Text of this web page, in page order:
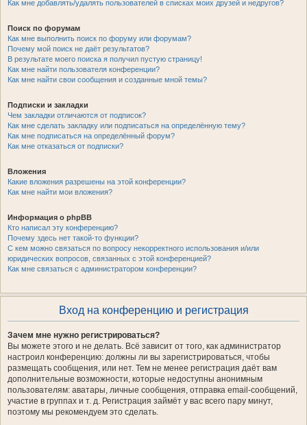
Как мне добавлять/удалять пользователей в списках моих друзей и недругов?
Поиск по форумам
Как мне выполнить поиск по форуму или форумам?
Почему мой поиск не даёт результатов?
В результате моего поиска я получил пустую страницу!
Как мне найти пользователя конференции?
Как мне найти свои сообщения и созданные мной темы?
Подписки и закладки
Чем закладки отличаются от подписок?
Как мне сделать закладку или подписаться на определённую тему?
Как мне подписаться на определённый форум?
Как мне отказаться от подписки?
Вложения
Какие вложения разрешены на этой конференции?
Как мне найти мои вложения?
Информация о phpBB
Кто написал эту конференцию?
Почему здесь нет такой-то функции?
С кем можно связаться по вопросу некорректного использования и/или
юридических вопросов, связанных с этой конференцией?
Как мне связаться с администратором конференции?
Вход на конференцию и регистрация
Зачем мне нужно регистрироваться?
Вы можете этого и не делать. Всё зависит от того, как администратор
настроил конференцию: должны ли вы зарегистрироваться, чтобы
размещать сообщения, или нет. Тем не менее регистрация даёт вам
дополнительные возможности, которые недоступны анонимным
пользователям: аватары, личные сообщения, отправка email-сообщений,
участие в группах и т. д. Регистрация займёт у вас всего пару минут,
поэтому мы рекомендуем это сделать.